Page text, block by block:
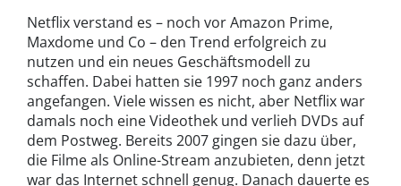
Netflix verstand es – noch vor Amazon Prime,
Maxdome und Co – den Trend erfolgreich zu
nutzen und ein neues Geschäftsmodell zu
schaffen. Dabei hatten sie 1997 noch ganz anders
angefangen. Viele wissen es nicht, aber Netflix war
damals noch eine Videothek und verlieh DVDs auf
dem Postweg. Bereits 2007 gingen sie dazu über,
die Filme als Online-Stream anzubieten, denn jetzt
war das Internet schnell genug. Danach dauerte es